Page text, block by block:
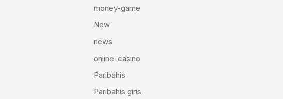
money-game
New
news
online-casino
Paribahis
Paribahis giris